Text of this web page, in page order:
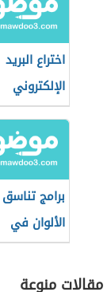
اختراع البريد
الإلكتروني
برامج تناسق
الألوان في
الديكور
مقالات منوعة